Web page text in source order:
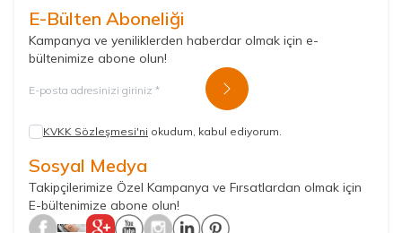
E-Bülten Aboneliği
Kampanya ve yeniliklerden haberdar olmak için e-
bültenimize abone olun!
Kayıt Ol
KVKK Sözleşmesi'ni okudum, kabul ediyorum.
Sosyal Medya
Takipçilerimize Özel Kampanya ve Fırsatlardan olmak için
E-bültenimize abone olun!